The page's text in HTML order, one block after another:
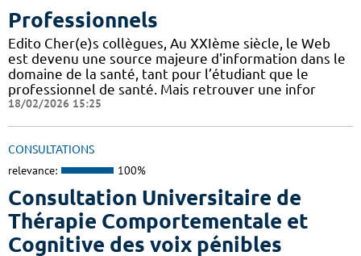
Professionnels
Edito Cher(e)s collègues, Au XXIème siècle, le Web
est devenu une source majeure d'information dans le
domaine de la santé, tant pour l’étudiant que le
professionnel de santé. Mais retrouver une infor
18/02/2026 15:25
CONSULTATIONS
relevance: 100%
Consultation Universitaire de
Thérapie Comportementale et
Cognitive des voix pénibles